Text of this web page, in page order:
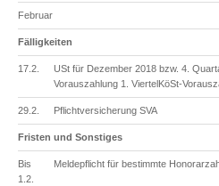
Februar
Fälligkeiten
17.2.
USt für Dezember 2018 bzw. 4.
Vorauszahlung 1. ViertelKöSt-
29.2. Pflichtversicherung SVA
Fristen und Sonstiges
Bis
1.2.
Meldepflicht für bestimmte